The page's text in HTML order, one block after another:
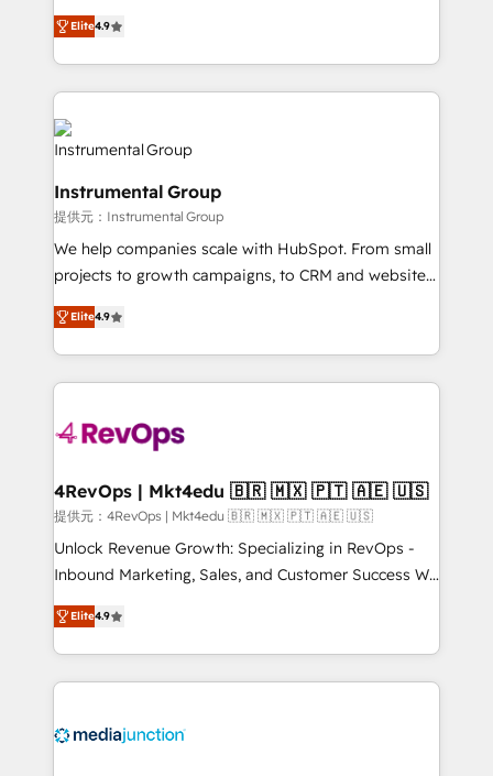
HubSpot Partner 🪴 - Sales Hub: More
implementations than any other Partner 💻 -
agency for an Ops problem. Don't hire a technical
agency for a growth problem. Hire a partner built to
solve both.
operational efficiency of HubSpot. The fastest-
growing tech-enabler & facilitator, MakeWebBetter,
hands you the blend of HubSpot expertise &
eminent solutions & integrations. Trust us to
streamline your HubSpot experience. 🚀HubSpot
Elite Partners with 10+ years of HubSpot experience
Premier Partner 2023 🌟5 HubSpot Accreditations 🌟
Won HubSpot Theme Challenge 2021 🌟INBOUND’19
HubSpot Rising Star Why us? Harnessing the full
potential of the powerful HubSpot CRM. ✔️A team of
HubSpot experts backed by over 10+ years of
HubSpot experience ✔️Flexible pricing models —
Hourly-fee (assigned one Dedicated HubSpot
Admin); Monthly-fee (HubSpot Admin + Project
requirement). ✔️Helped over 25,000+ customers so
on-demand bundle services. Connect with us today!
Elite4.9
Instrumental Group
提供元：Instrumental Group
We help companies scale with HubSpot. From small
projects to growth campaigns, to CRM and websites.
Hire an agency that's experienced in every inch of
HubSpot and willing to work hand-in-hand with your
team to simplify the complex and build a better
experience for your team and customers.
Elite4.9
4RevOps | Mkt4edu 🇧🇷 🇲🇽 🇵🇹 🇦🇪 🇺🇸
提供元：4RevOps | Mkt4edu 🇧🇷 🇲🇽 🇵🇹 🇦🇪 🇺🇸
Unlock Revenue Growth: Specializing in RevOps -
Inbound Marketing, Sales, and Customer Success We
specialize in driving revenue growth for companies
across industries through tailored marketing, sales,
and customer success strategies, utilizing RevOps
methodologies. As Latin America's largest HubSpot
offer unparalleled insights. Operating in five
Elite4.9